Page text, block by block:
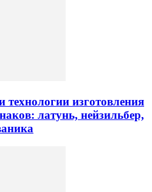
изготовления
латунь, нейзильбер,